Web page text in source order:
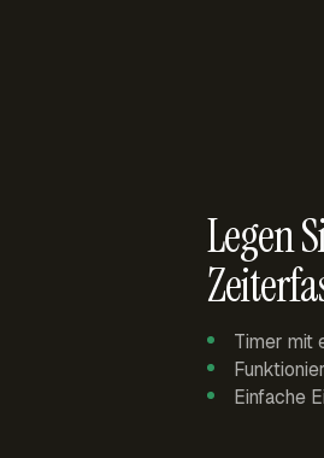
Legen
Timer mit
Einfache